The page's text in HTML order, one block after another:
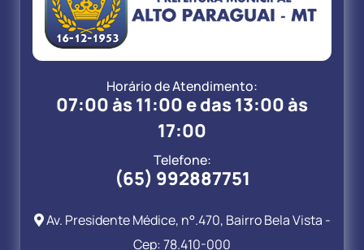
Horário de Atendimento:
07:00 às 11:00 e das 13:00 às
17:00
Telefone:
(65) 992887751
Av. Presidente Médice, n°.470, Bairro Bela Vista -
Cep: 78.410-000